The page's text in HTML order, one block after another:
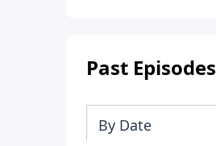
Past Episodes
By Date